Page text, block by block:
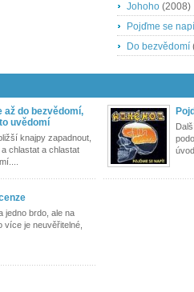
Johoho (2008)
Pojďme se
Do bezvědomí
až do bezvědomí,
uvědomí
knajpy zapadnout,
chlastat a chlastat
jedno brdo, ale na
více je neuvěřitelné,